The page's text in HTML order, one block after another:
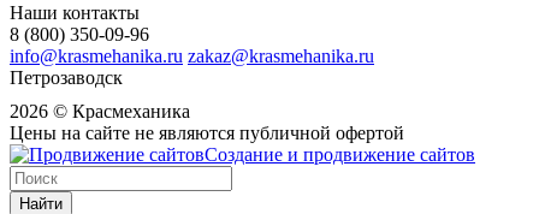
Наши контакты
8 (800) 350-09-96
info@krasmehanika.ru zakaz@krasmehanika.ru
Петрозаводск
2026 © Красмеханика
Цены на сайте не являются публичной офертой
Создание и продвижение сайтов
Найти